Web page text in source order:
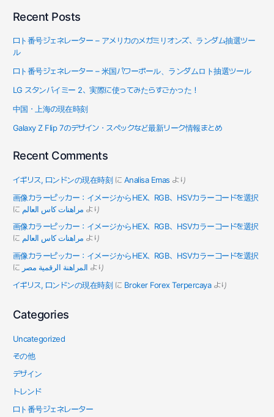
Recent Posts
ロト番号ジェネレーター – アメリカのメガミリオンズ、ランダム抽選ツー
ル
ロト番号ジェネレーター – 米国パワーボール、ランダムロト抽選ツール
LG スタンバイミー 2、実際に使ってみたらすごかった！
中国・上海の現在時刻
Galaxy Z Flip 7のデザイン・スペックなど最新リーク情報まとめ
Recent Comments
イギリス, ロンドンの現在時刻 に Analisa Emas より
画像カラーピッカー：イメージからHEX、RGB、HSVカラーコードを選択
に مراهنات كاس العالم より
画像カラーピッカー：イメージからHEX、RGB、HSVカラーコードを選択
に مراهنات كاس العالم より
画像カラーピッカー：イメージからHEX、RGB、HSVカラーコードを選択
に المراهنة الرقمية مصر より
イギリス, ロンドンの現在時刻 に Broker Forex Terpercayaより
Categories
Uncategorized
その他
デザイン
トレンド
ロト番号ジェネレーター